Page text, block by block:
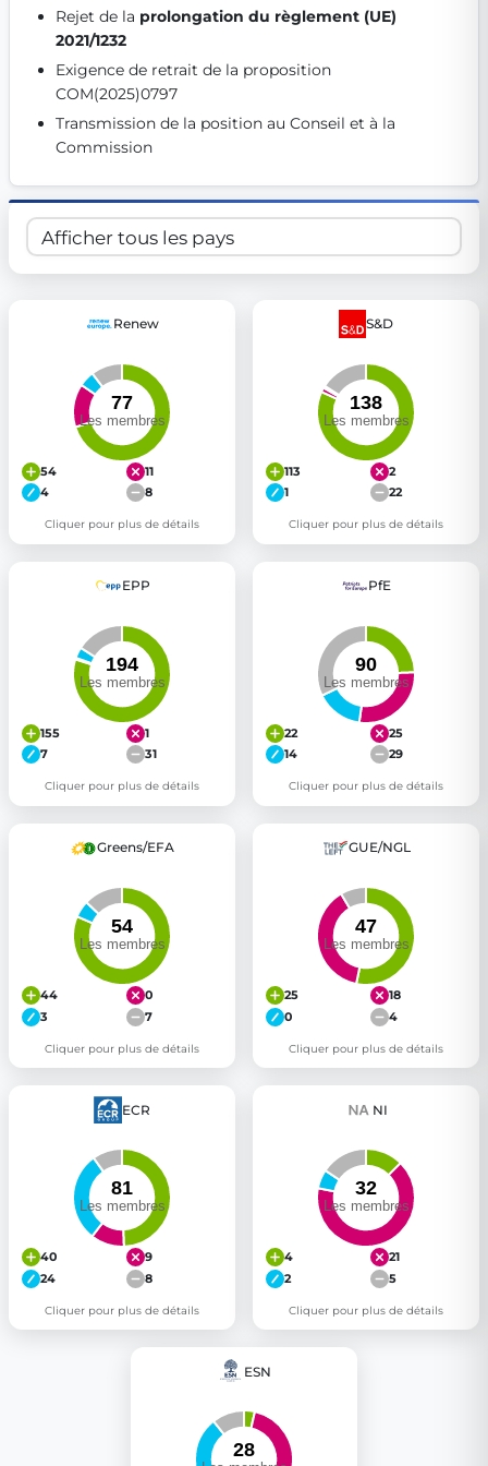
Get Involved
Become a member:Join us to advance digital democracy
Volunteer:Contribute your skills in technology, design,
Support democracy:
Rejet de la prolongation du règlement (UE)
2021/1232
Exigence de retrait de la proposition
COM(2025)0797
Transmission de la position au Conseil et à la
Commission
Renew
54
11
4
8
Cliquer pour plus de détails
S&D
113
2
1
22
Cliquer pour plus de détails
EPP
155
1
7
31
Cliquer pour plus de détails
PfE
22
25
14
29
Cliquer pour plus de détails
Greens/EFA
44
0
3
7
Cliquer pour plus de détails
GUE/NGL
25
18
0
4
Cliquer pour plus de détails
ECR
40
9
24
8
Cliquer pour plus de détails
NI
4
21
2
5
Cliquer pour plus de détails
ESN